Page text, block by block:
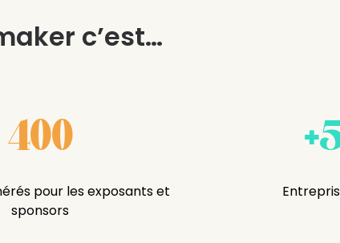
c’est…
400
pour les exposants et
sponsors